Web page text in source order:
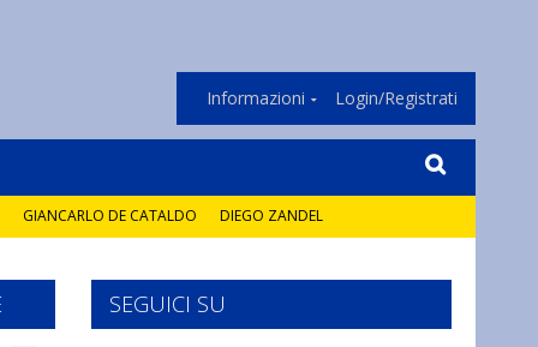
Informazioni Login/Registrati
GIANCARLO DE CATALDO DIEGO ZANDEL
SEGUICI SU